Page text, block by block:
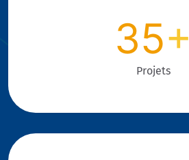
35+
Projets